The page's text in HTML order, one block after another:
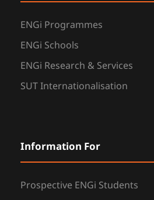
ENGi Programmes
ENGi Schools
ENGi Research & Services
SUT Internationalisation
Information For
Prospective ENGi Students